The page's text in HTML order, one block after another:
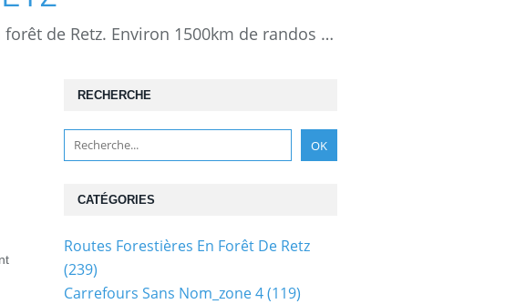
la Forêt de Retz vue autrement: description de mes randonnées en forêt de Retz. Environ 1500km de randos et 25000 photos pour montrer cette forêt magnifique et ses particularités: les lieux atypiques comme la Pierre Clouise, la Cave du Diable, la Pierre Fortière, la Grotte Saint-Antoine ... Mais aussi les 360 carrefours nommés, plus de 100 routes forestières, les étangs, des villages et hameaux
RECHERCHE
CATÉGORIES
Routes Forestières En Forêt De Retz
(239)
Carrefours Sans Nom_zone 4(119)